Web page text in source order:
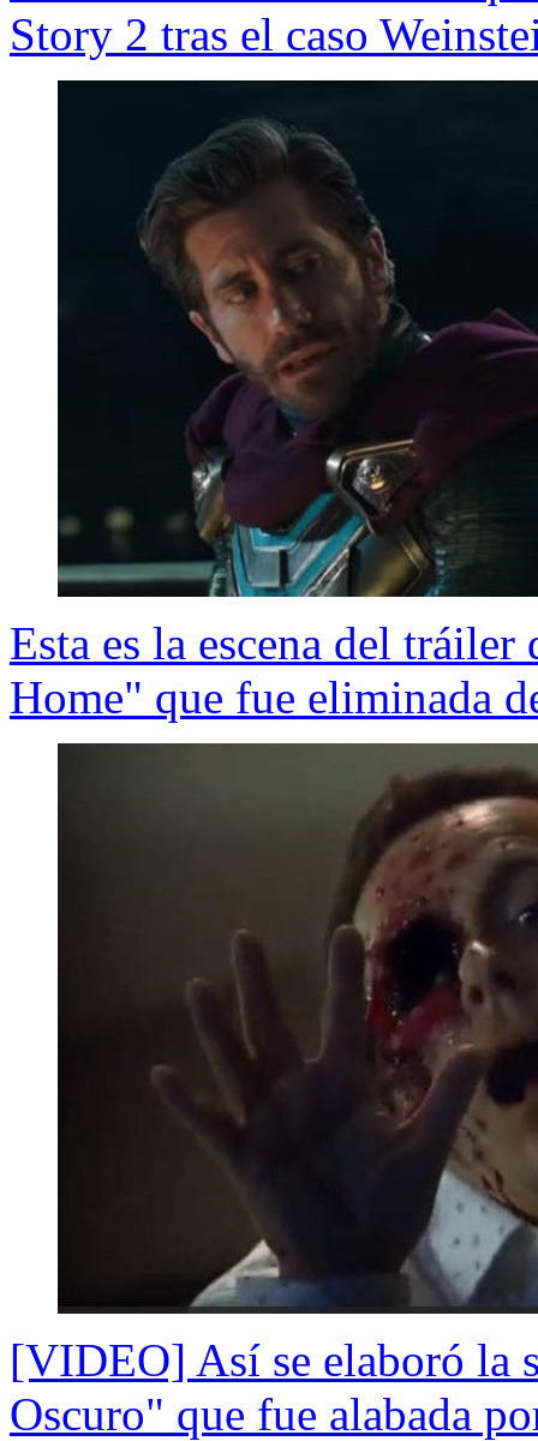
Story 2 tras el caso
Esta es la escena del
Home" que fue eliminada
[VIDEO] Así se elaboró la
Oscuro" que fue alabada